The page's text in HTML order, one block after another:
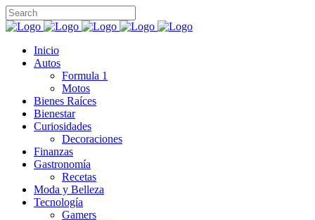
Inicio
Autos
Formula 1
Motos
Bienes Raíces
Bienestar
Curiosidades
Decoraciones
Finanzas
Gastronomía
Recetas
Moda y Belleza
Tecnología
Gamers